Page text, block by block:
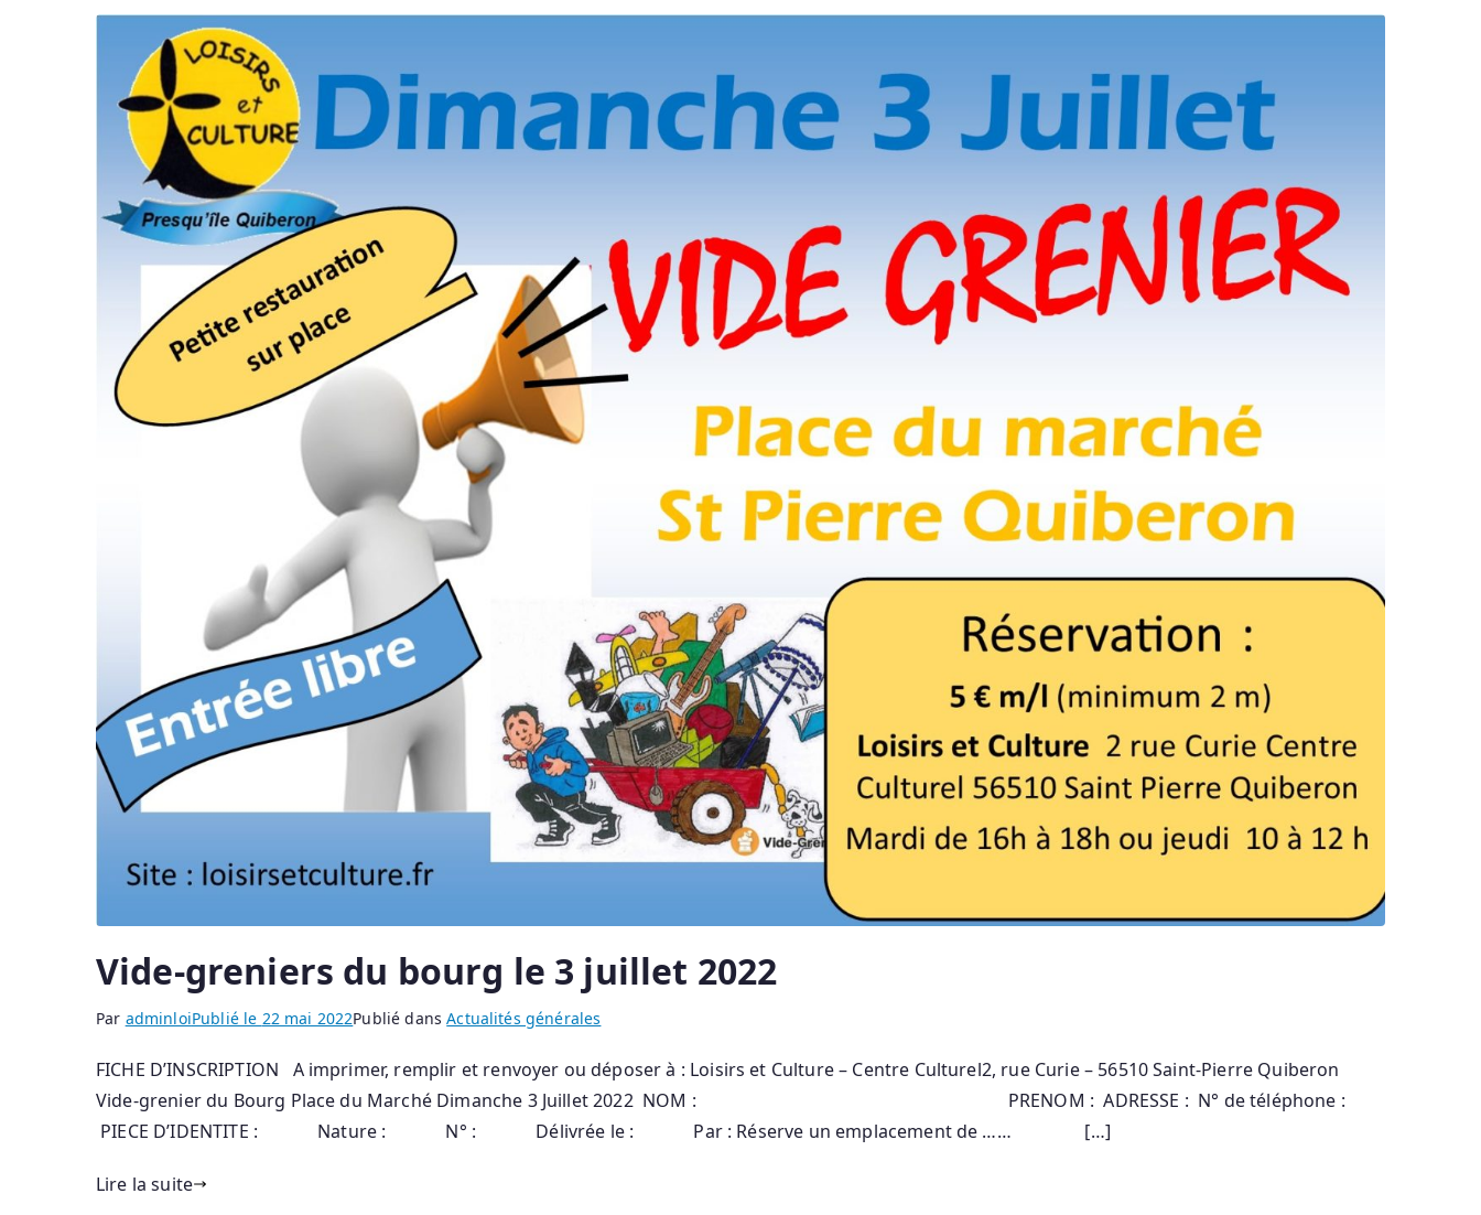
Vide-greniers du bourg le 3 juillet 2022
Par adminloiPublié le 22 mai 2022Publié dansActualités générales
FICHE D’INSCRIPTION A imprimer, remplir et renvoyer ou déposer à : Loisirs et Culture – Centre Culturel2, rue Curie – 56510 Saint-Pierre Quiberon
Vide-grenier du Bourg Place du Marché Dimanche 3 Juillet 2022 NOM : PRENOM : ADRESSE : N° de téléphone :
PIECE D’IDENTITE : Nature : N° : Délivrée le : Par : Réserve un emplacement de …… […]
Lire la suite